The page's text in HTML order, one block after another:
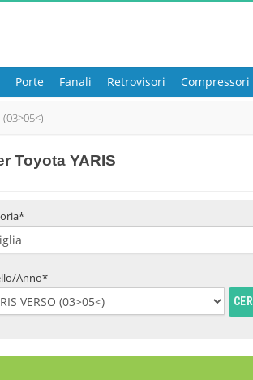
Porte Fanali Retrovisori Compressori
Toyota YARIS
Anno*